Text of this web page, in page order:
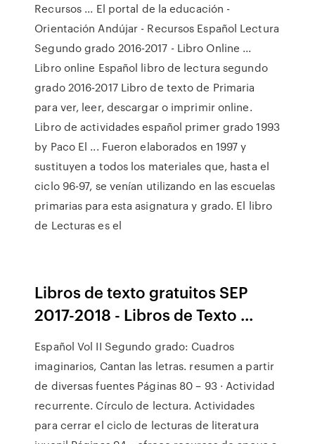
Recursos ... El portal de la educación -
Orientación Andújar - Recursos Español Lectura
Segundo grado 2016-2017 - Libro Online ...
Libro online Español libro de lectura segundo
grado 2016-2017 Libro de texto de Primaria
para ver, leer, descargar o imprimir online.
Libro de actividades español primer grado 1993
by Paco El ... Fueron elaborados en 1997 y
sustituyen a todos los materiales que, hasta el
ciclo 96-97, se venían utilizando en las escuelas
primarias para esta asignatura y grado. El libro
de Lecturas es el
Libros de texto gratuitos SEP
2017-2018 - Libros de Texto ...
Español Vol II Segundo grado: Cuadros
imaginarios, Cantan las letras. resumen a partir
de diversas fuentes Páginas 80 – 93 · Actividad
recurrente. Círculo de lectura. Actividades
para cerrar el ciclo de lecturas de literatura